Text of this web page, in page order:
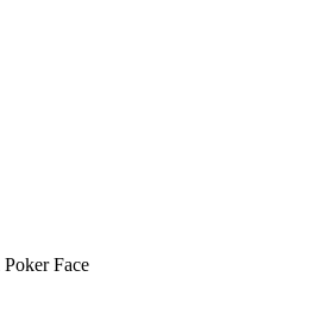
Poker Face